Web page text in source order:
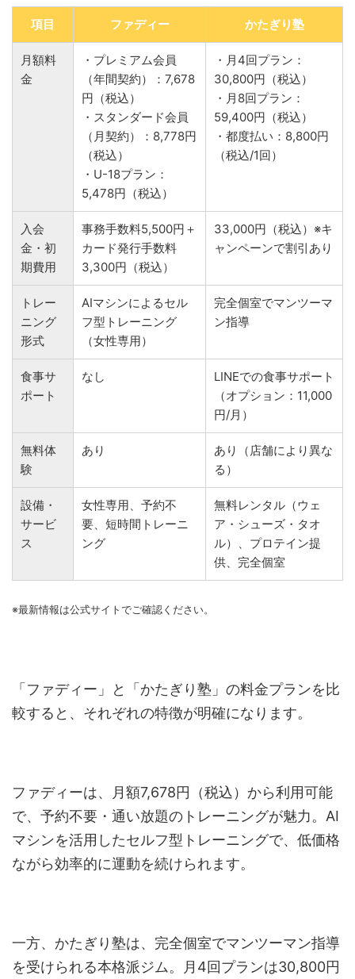
項目 ファディー かたぎり塾
月額料
金
・プレミアム会員
（年間契約）：7,678
円（税込）
・スタンダード会員
（月契約）：8,778円
（税込）
・U-18プラン：
5,478円（税込）
・月4回プラン：
30,800円（税込）
・月8回プラン：
59,400円（税込）
・都度払い：8,800円
（税込/1回）
入会
金・初
期費用
事務手数料5,500円＋
カード発行手数料
3,300円（税込）
33,000円（税込）※キ
ャンペーンで割引あり
トレー
ニング
形式
AIマシンによるセル
フ型トレーニング
（女性専用）
完全個室でマンツーマ
ン指導
食事サ
ポート
なし
LINEでの食事サポート
（オプション：11,000
円/月）
無料体
験
あり
あり（店舗により異な
る）
設備・
サービ
ス
女性専用、予約不
要、短時間トレーニ
ング
無料レンタル（ウェ
ア・シューズ・タオ
ル）、プロテイン提
供、完全個室
※最新情報は公式サイトでご確認ください。
「ファディー」と「かたぎり塾」の料金プランを比
較すると、それぞれの特徴が明確になります。
ファディーは、月額7,678円（税込）から利用可能
で、予約不要・通い放題のトレーニングが魅力。AI
マシンを活用したセルフ型トレーニングで、低価格
ながら効率的に運動を続けられます。
一方、かたぎり塾は、完全個室でマンツーマン指導
を受けられる本格派ジム。月4回プランは30,800円